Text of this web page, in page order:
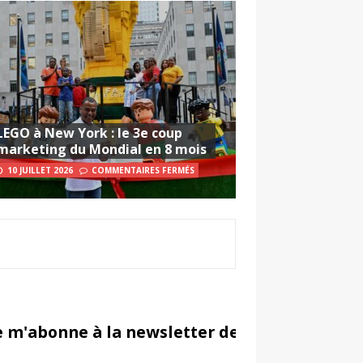
à New York : le 3e coup
du Mondial en 8 mois
10 JUILLET 2026 COMMENTAIRES FERMÉS
m'abonne à la newsletter de